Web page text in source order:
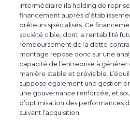
intermédiaire (la holding de
financement auprès
prêteurs spécialisés. Ce
société cible, dont la rentabilité
remboursement de la dette
montage repose donc sur une
capacité de l’entreprise à générer
manière stable et prévisible.
suppose également une gestion
une gouvernance renforcée, et
d’optimisation des performances
suivant l’acquisition.